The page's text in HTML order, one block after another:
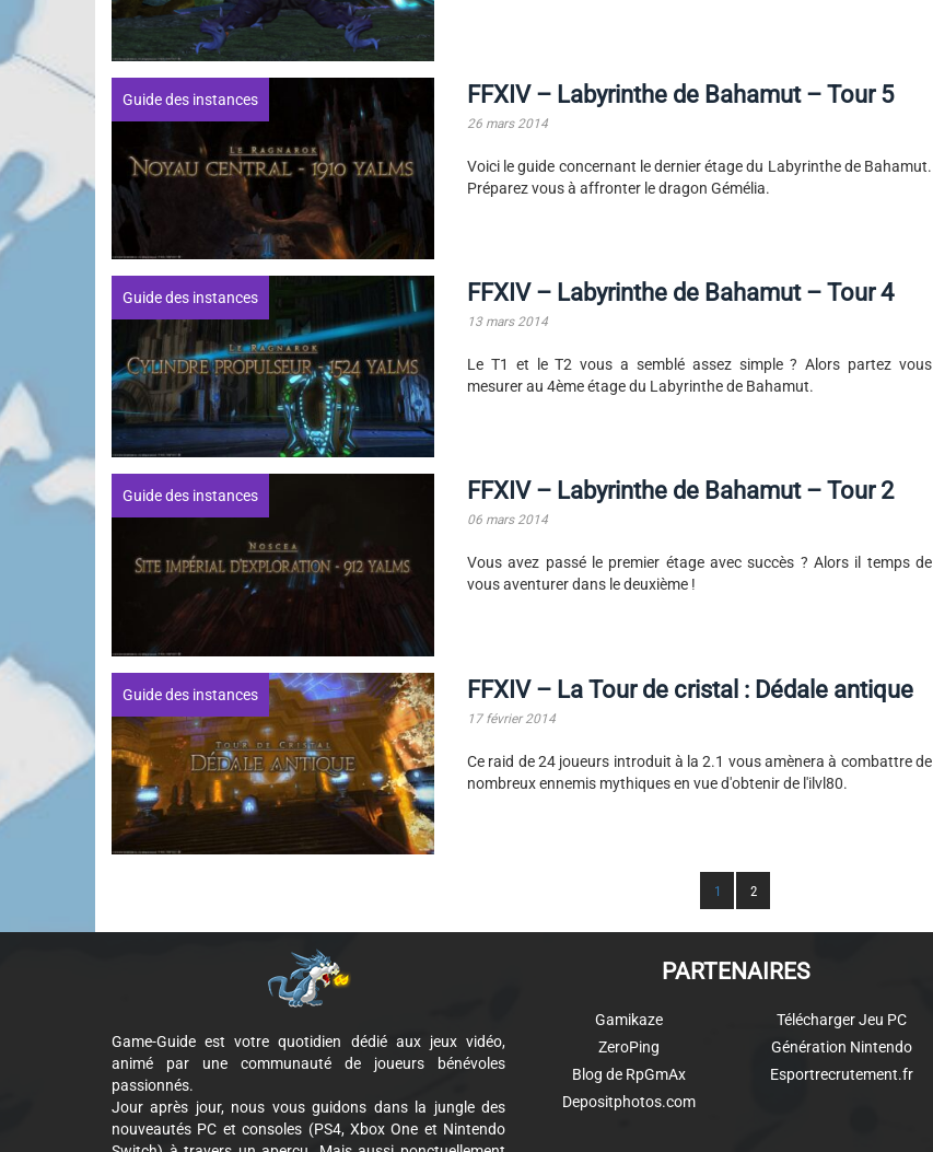
Guide des instances FFXIV – Labyrinthe de Bahamut – Tour 5
26 mars 2014
Voici le guide concernant le dernier étage du Labyrinthe de Bahamut.
Préparez vous à affronter le dragon Gémélia.
Guide des instances FFXIV – Labyrinthe de Bahamut – Tour 4
13 mars 2014
Le T1 et le T2 vous a semblé assez simple ? Alors partez vous
mesurer au 4ème étage du Labyrinthe de Bahamut.
Guide des instances FFXIV – Labyrinthe de Bahamut – Tour 2
06 mars 2014
Vous avez passé le premier étage avec succès ? Alors il temps de
vous aventurer dans le deuxième !
Guide des instances FFXIV – La Tour de cristal : Dédale antique
17 février 2014
Ce raid de 24 joueurs introduit à la 2.1 vous amènera à combattre de
nombreux ennemis mythiques en vue d'obtenir de l'ilvl80.
1 2
Game-Guide est votre quotidien dédié aux jeux vidéo,
animé par une communauté de joueurs bénévoles
passionnés.
Jour après jour, nous vous guidons dans la jungle des
nouveautés PC et consoles (PS4, Xbox One et Nintendo
PARTENAIRES
Gamikaze
ZeroPing
Blog de RpGmAx
Depositphotos.com
Télécharger Jeu PC
Génération Nintendo
Esportrecrutement.fr